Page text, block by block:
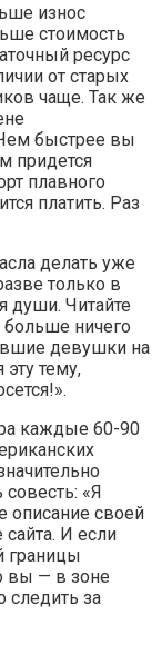
износ
стоимость
ресурс
от старых
чаще. Так же
быстрее вы
придется
плавного
платить. Раз
делать уже
только в
души. Читайте
ничего
девушки на
тему,
каждые 60-90
«Я
описание своей
И если
границы
вы — в зоне
следить за